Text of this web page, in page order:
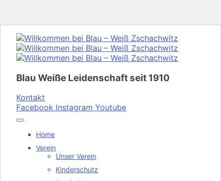
Blau Weiße Leidenschaftseit 1910
Kontakt
Facebook Instagram Youtube
Home
Verein
Unser Verein
Kinderschutz